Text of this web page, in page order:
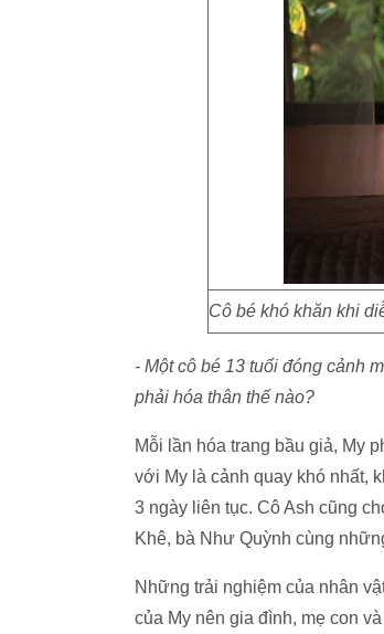
Cô bé khó khăn khi
- Một cô bé 13 tuổi đóng cảnh
phải hóa thân thế nào?
Mỗi lần hóa trang bầu giả, My
với My là cảnh quay khó nhất,
3 ngày liên tục. Cô Ash cũng
Khê, bà Như Quỳnh cùng
Những trải nghiệm của nhân
của My nên gia đình, mẹ con